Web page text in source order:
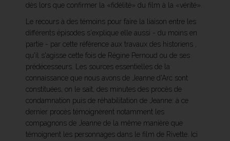
dès lors que confirmer la «fidélité» du film à la «vérité».
Le recours à des témoins pour faire la liaison entre les
différents épisodes s'explique elle aussi - du moins en
partie - par cette référence aux travaux des historiens ,
qu'il s'agisse cette fois de Régine Pernoud ou de ses
prédécesseurs. Les sources essentielles de la
connaissance que nous avons de Jeanne d'Arc sont
constituées, on le sait, des minutes des procès de
condamnation puis de réhabilitation de Jeanne: à ce
dernier procès témoignèrent notamment les
compagnons de Jeanne de la même manière que
témoignent les personnages dans le film de Rivette. Ici